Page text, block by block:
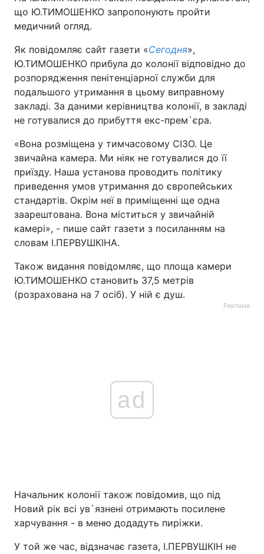
Лонгріди
Відео з Youtube Статті
Інтерв'ю Думки
Архів Вакансії
Послуги
Тема оформлення
що Ю.ТИМОШЕНКО запропонують пройти
медичний огляд.
Як повідомляє сайт газети «Сегодня»,
Ю.ТИМОШЕНКО прибула до колонії відповідно до
розпорядження пенітенціарної служби для
подальшого утримання в цьому виправному
закладі. За даними керівництва колонії, в закладі
не готувалися до прибуття екс-прем`єра.
«Вона розміщена у тимчасовому СІЗО. Це
звичайна камера. Ми ніяк не готувалися до її
приїзду. Наша установа проводить політику
приведення умов утримання до європейських
стандартів. Окрім неї в приміщенні ще одна
заарештована. Вона міститься у звичайній
камері», - пише сайт газети з посиланням на
словам І.ПЕРВУШКІНА.
Також видання повідомляє, що площа камери
Ю.ТИМОШЕНКО становить 37,5 метрів
(розрахована на 7 осіб). У ній є душ.
Реклама
ad
Начальник колонії також повідомив, що під
Новий рік всі ув`язнені отримають посилене
харчування - в меню додадуть пиріжки.
У той же час, відзначає газета, І.ПЕРВУШКІН не